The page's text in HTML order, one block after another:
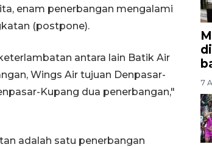
enam penerbangan mengalami
(postpone).
antara lain Batik Air
Wings Air tujuan Denpasar-
Kupang dua penerbangan,"
adalah satu penerbangan
7